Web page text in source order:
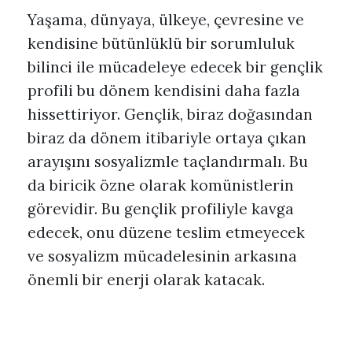
Yaşama, dünyaya, ülkeye, çevresine ve
kendisine bütünlüklü bir sorumluluk
bilinci ile mücadeleye edecek bir gençlik
profili bu dönem kendisini daha fazla
hissettiriyor. Gençlik, biraz doğasından
biraz da dönem itibariyle ortaya çıkan
arayışını sosyalizmle taçlandırmalı. Bu
da biricik özne olarak komünistlerin
görevidir. Bu gençlik profiliyle kavga
edecek, onu düzene teslim etmeyecek
ve sosyalizm mücadelesinin arkasına
önemli bir enerji olarak katacak.